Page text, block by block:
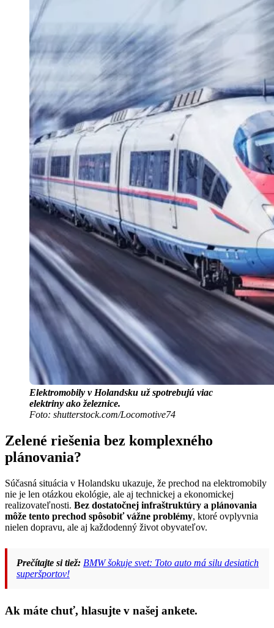
Elektromobily v Holandsku už spotrebujú viac
elektriny ako železnice.
Foto: shutterstock.com/Locomotive74
Zelené riešenia bez komplexného
plánovania?
Súčasná situácia v Holandsku ukazuje, že prechod na elektromobily
nie je len otázkou ekológie, ale aj technickej a ekonomickej
realizovateľnosti. Bez dostatočnej infraštruktúry a plánovania
môže tento prechod spôsobiť vážne problémy, ktoré ovplyvnia
nielen dopravu, ale aj každodenný život obyvateľov.
Prečítajte si tiež: BMW šokuje svet: Toto auto má silu desiatich
superšportov!
Ak máte chuť, hlasujte v našej ankete.